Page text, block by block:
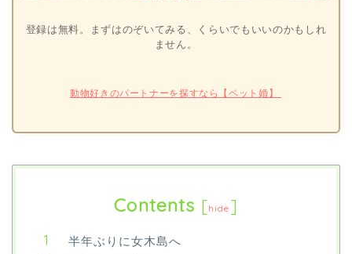
登録は無料。まずはのぞいてみる、くらいでもいいのかもしれ
ません。
動物好きのパートナーを探すなら【ペット婚】
Contents [hide ]
半年ぶりに女木島へ